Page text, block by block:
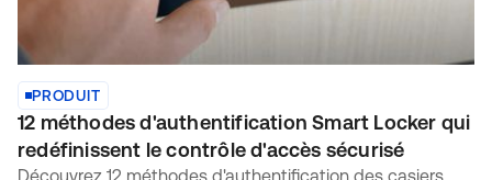
PRODUIT
12 méthodes d'authentification Smart Locker qui
redéfinissent le contrôle d'accès sécurisé